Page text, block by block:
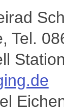
Tel.